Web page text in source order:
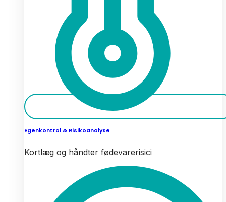
Egenkontrol & Risikoanalyse
Kortlæg og håndter fødevarerisici